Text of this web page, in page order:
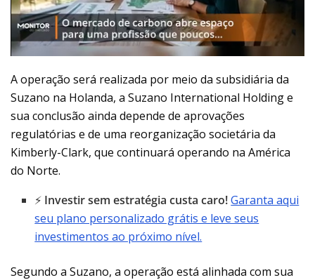
A operação será realizada por meio da subsidiária da
Suzano na Holanda, a Suzano International Holding e
sua conclusão ainda depende de aprovações
regulatórias e de uma reorganização societária da
Kimberly-Clark, que continuará operando na América
do Norte.
⚡ Investir sem estratégia custa caro!Garanta aqui
seu plano personalizado grátis e leve seus
investimentos ao próximo nível.
Segundo a Suzano, a operação está alinhada com sua